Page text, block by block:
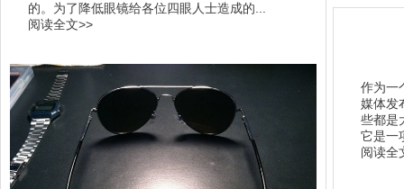
的。为了降低眼镜给各位四眼人士造成的...
阅读全文>>
作为一
媒体发
些都是
它是一
阅读全